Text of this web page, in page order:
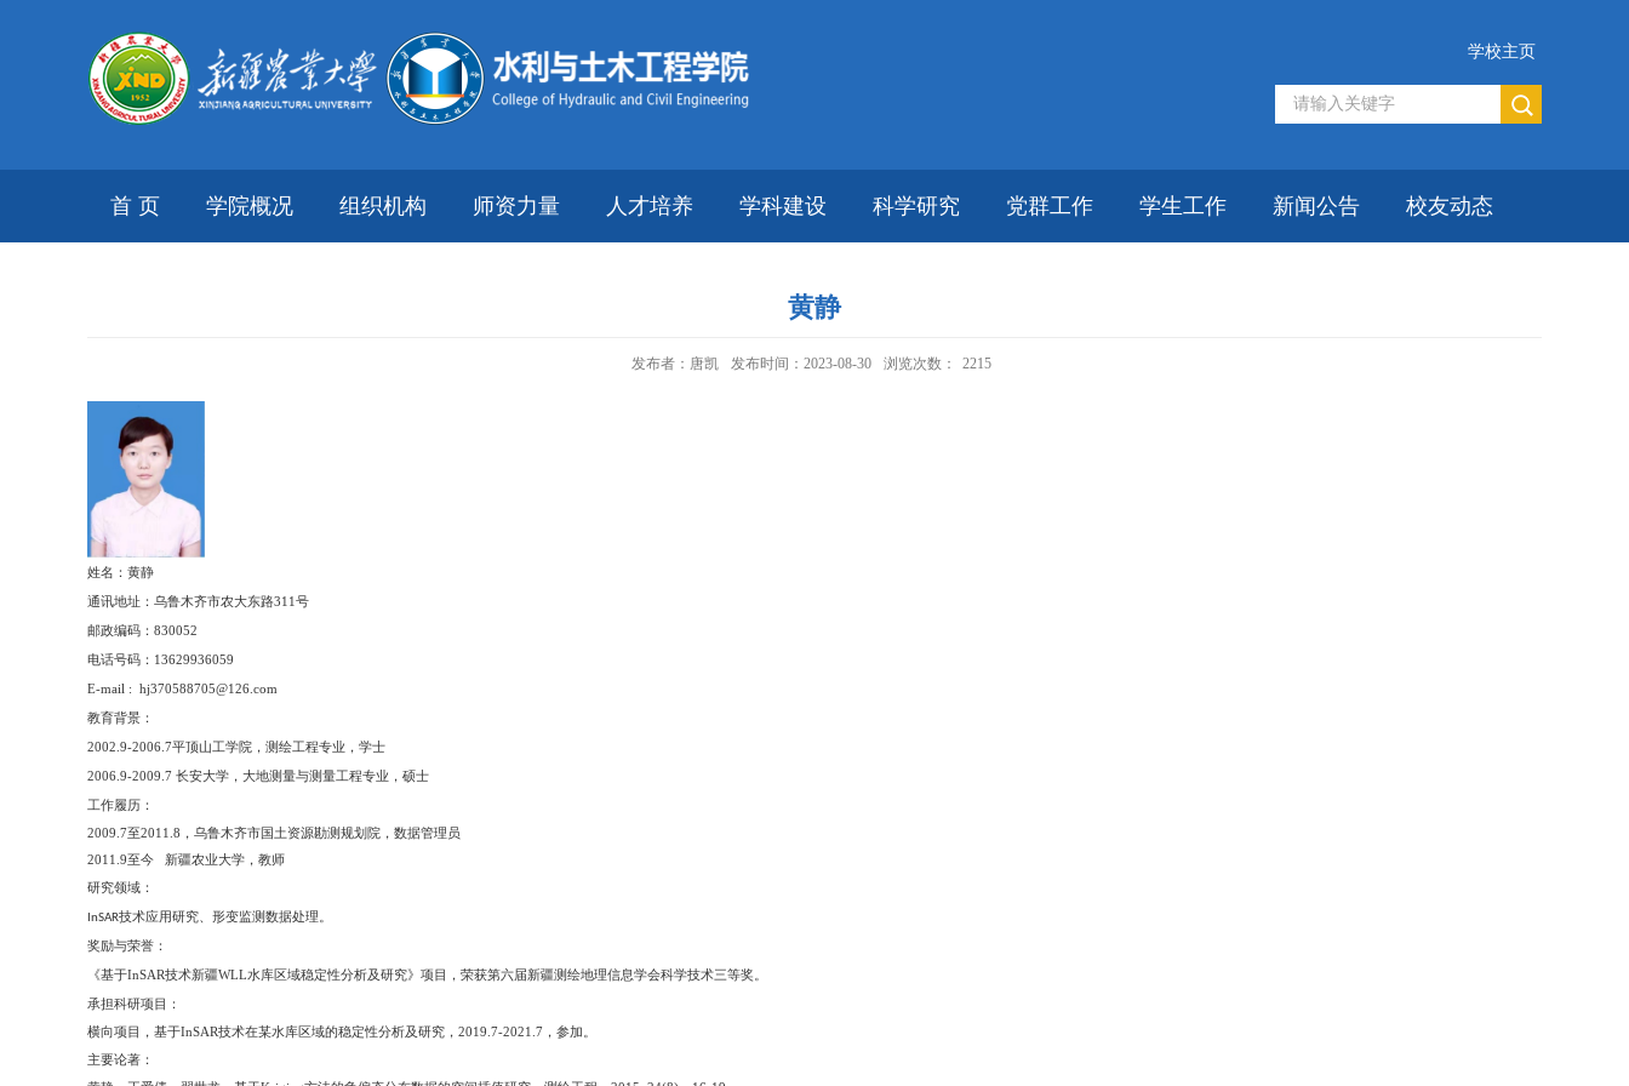
学校主页
首 页 学院概况 组织机构 师资力量 人才培养 学科建设 科学研究 党群工作 学生工作 新闻公告 校友动态
黄静
发布者：唐凯 发布时间：2023-08-30 浏览次数： 2215
姓名：黄静
通讯地址：乌鲁木齐市农大东路311号
邮政编码： 830052
电话号码： 13629936059
E-mail : hj370588705@126.com
教育背景：
2002.9-2006.7平顶山工学院，测绘工程专业，学士
2006.9-2009.7 长安大学，大地测量与测量工程专业，硕士
工作履历：
2009.7至2011.8 ，乌鲁木齐市国土资源勘测规划院，数据管理员
2011.9至今 新疆农业大学，教师
研究领域：
InSAR技术应用研究、形变监测数据处理。
奖励与荣誉：
《基于InSAR技术新疆WLL水库区域稳定性分析及研究》项目，荣获第六届新疆测绘地理信息学会科学技术三等奖。
承担科研项目：
横向项目，基于InSAR技术在某水库区域的稳定性分析及研究， 2019.7-2021.7 ，参加。
主要论著：